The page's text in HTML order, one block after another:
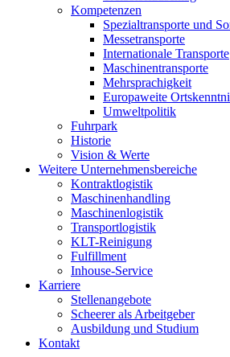
Kompetenzen
Spezialtransporte und
Messetransporte
Internationale Transporte
Maschinentransporte
Mehrsprachigkeit
Europaweite
Umweltpolitik
Fuhrpark
Historie
Vision & Werte
Weitere Unternehmensbereiche
Kontraktlogistik
Maschinenhandling
Maschinenlogistik
Transportlogistik
KLT-Reinigung
Fulfillment
Inhouse-Service
Karriere
Stellenangebote
Scheerer als Arbeitgeber
Ausbildung und Studium
Kontakt